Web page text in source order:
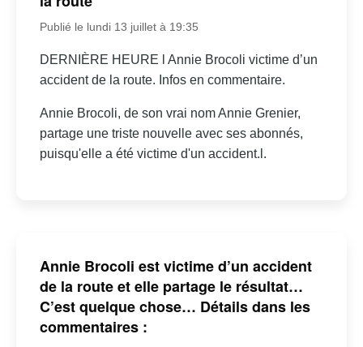
Publié le lundi 13 juillet à 19:35
DERNIÈRE HEURE l Annie Brocoli victime d’un
accident de la route. Infos en commentaire.
Annie Brocoli, de son vrai nom Annie Grenier,
partage une triste nouvelle avec ses abonnés,
puisqu'elle a été victime d'un accident.l.
Annie Brocoli est victime d’un accident
de la route et elle partage le résultat…
C’est quelque chose… Détails dans les
commentaires :